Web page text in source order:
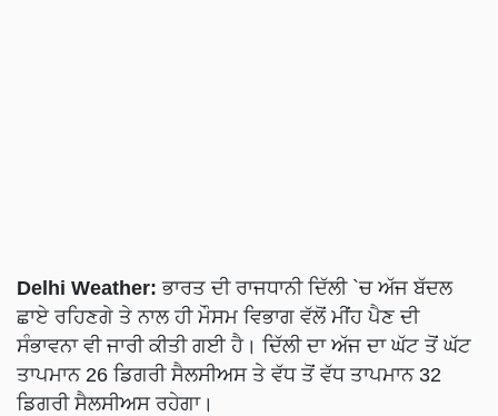
Delhi Weather: ਭਾਰਤ ਦੀ ਰਾਜਧਾਨੀ ਦਿੱਲੀ `ਚ ਅੱਜ ਬੱਦਲ
ਛਾਏ ਰਹਿਣਗੇ ਤੇ ਨਾਲ ਹੀ ਮੌਸਮ ਵਿਭਾਗ ਵੱਲੋਂ ਮੀਂਹ ਪੈਣ ਦੀ
ਸੰਭਾਵਨਾ ਵੀ ਜਾਰੀ ਕੀਤੀ ਗਈ ਹੈ। ਦਿੱਲੀ ਦਾ ਅੱਜ ਦਾ ਘੱਟ ਤੋਂ ਘੱਟ
ਤਾਪਮਾਨ 26 ਡਿਗਰੀ ਸੈਲਸੀਅਸ ਤੇ ਵੱਧ ਤੋਂ ਵੱਧ ਤਾਪਮਾਨ 32
ਡਿਗਰੀ ਸੈਲਸੀਅਸ ਰਹੇਗਾ।